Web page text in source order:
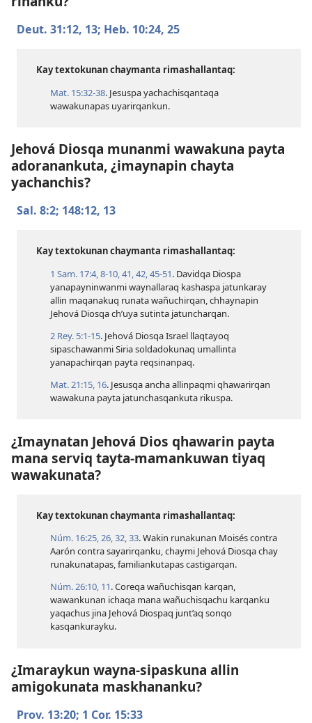
Deut. 31:​12, 13; Heb. 10:​24, 25
Kay textokunan chaymanta rimashallantaq:
Mat. 15:​32-38. Jesuspa yachachisqantaqa
wawakunapas uyarirqankun.
Jehová Diosqa munanmi wawakuna payta
adoranankuta, ¿imaynapin chayta
yachanchis?
Sal. 8:2; 148:​12, 13
Kay textokunan chaymanta rimashallantaq:
1 Sam. 17:​4, 8-10, 41, 42, 45-51. Davidqa Diospa
yanapayninwanmi waynallaraq kashaspa jatunkaray
allin maqanakuq runata wañuchirqan, chhaynapin
Jehová Diosqa ch’uya sutinta jatuncharqan.
2 Rey. 5:​1-15. Jehová Diosqa Israel llaqtayoq
sipaschawanmi Siria soldadokunaq umallinta
yanapachirqan payta reqsinanpaq.
Mat. 21:​15, 16. Jesusqa ancha allinpaqmi qhawarirqan
wawakuna payta jatunchasqankuta rikuspa.
¿Imaynatan Jehová Dios qhawarin payta
mana serviq tayta-mamankuwan tiyaq
wawakunata?
Kay textokunan chaymanta rimashallantaq:
Núm. 16:​25, 26,32, 33. Wakin runakunan Moisés contra
Aarón contra sayarirqanku, chaymi Jehová Diosqa chay
runakunatapas, familiankutapas castigarqan.
Núm. 26:​10, 11. Coreqa wañuchisqan karqan,
wawankunan ichaqa mana wañuchisqachu karqanku
yaqachus jina Jehová Diospaq junt’aq sonqo
kasqankurayku.
¿Imaraykun wayna-sipaskuna allin
amigokunata maskhananku?
Prov. 13:20; 1 Cor. 15:33